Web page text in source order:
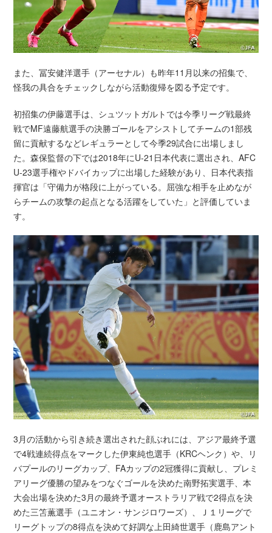
また、冨安健洋選手（アーセナル）も昨年11月以来の招集で、
怪我の具合をチェックしながら活動復帰を図る予定です。
初招集の伊藤選手は、シュツットガルトでは今季リーグ戦最終
戦でMF遠藤航選手の決勝ゴールをアシストしてチームの1部残
留に貢献するなどレギュラーとして今季29試合に出場しまし
た。森保監督の下では2018年にU-21日本代表に選出され、AFC
U-23選手権やドバイカップに出場した経験があり、日本代表指
揮官は「守備力が格段に上がっている。屈強な相手を止めなが
らチームの攻撃の起点となる活躍をしていた」と評価していま
す。
3月の活動から引き続き選出された顔ぶれには、アジア最終予選
で4戦連続得点をマークした伊東純也選手（KRCヘンク）や、リ
バプールのリーグカップ、FAカップの2冠獲得に貢献し、プレミ
アリーグ優勝の望みをつなぐゴールを決めた南野拓実選手、本
大会出場を決めた3月の最終予選オーストラリア戦で2得点を決
めた三笘薫選手（ユニオン・サンジロワーズ）、Ｊ１リーグで
リーグトップの8得点を決めて好調な上田綺世選手（鹿島アント